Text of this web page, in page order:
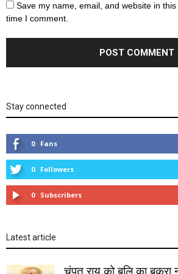
Save my name, email, and website in
time I comment.
Stay connected
0 Fans
0 Followers
0 Subscribers
Latest article